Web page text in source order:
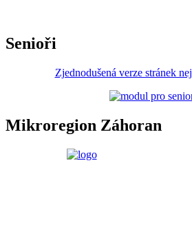
Senioři
Zjednodušená verze stránek
Mikroregion Záhoran